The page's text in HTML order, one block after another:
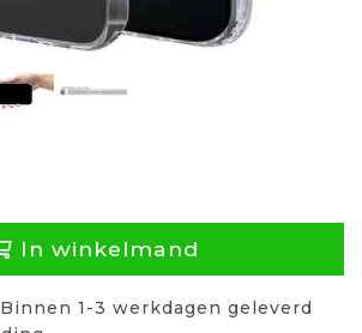
In winkelmand
1-3 werkdagen geleverd